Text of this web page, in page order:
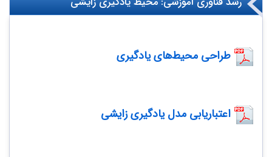
طراحی محیط‌های یادگیری
اعتباریابی مدل یادگیری زایشی